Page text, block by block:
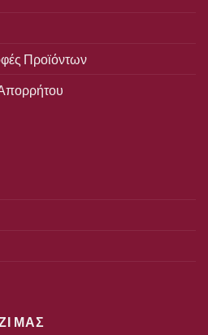
Προϊόντων
ΜΑΣ